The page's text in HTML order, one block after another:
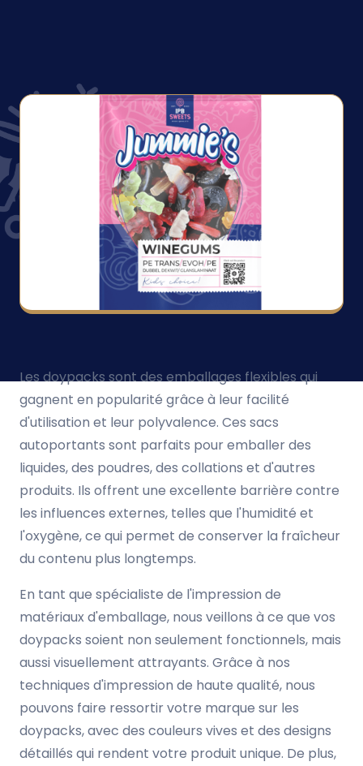
Les doypacks sont des emballages flexibles qui
gagnent en popularité grâce à leur facilité
d'utilisation et leur polyvalence. Ces sacs
autoportants sont parfaits pour emballer des
liquides, des poudres, des collations et d'autres
produits. Ils offrent une excellente barrière contre
les influences externes, telles que l'humidité et
l'oxygène, ce qui permet de conserver la fraîcheur
du contenu plus longtemps.
En tant que spécialiste de l'impression de
matériaux d'emballage, nous veillons à ce que vos
doypacks soient non seulement fonctionnels, mais
aussi visuellement attrayants. Grâce à nos
techniques d'impression de haute qualité, nous
pouvons faire ressortir votre marque sur les
doypacks, avec des couleurs vives et des designs
détaillés qui rendent votre produit unique. De plus,